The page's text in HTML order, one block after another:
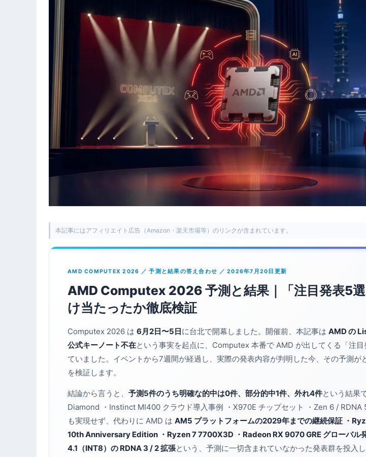
本記事にはアフィリエイト広告（Amazon・楽天市場等）のリンクが含まれています。
AMD COMPUTEX 2026 ／ 予測と結果の答え合わせ ／ 2026年7月20日更新
AMD Computex 2026 予測と結果｜「注目発表5
け当たったか徹底検証
Computex 2026 は 6月2日〜5日に台北で開幕しました。開催前、本記事は AMD の
公式キーノート不在という事実を起点に、Computex 本番で AMD が出してくる「注
ていました。イベントから7週間が経過し、実際の発表内容が判明した今、その予測が
を検証します。
結論から言うと、 予測5件のうち明確な的中は0件、部分的中1件、外れ4件という結果
Diamond ・Instinct MI400 クラウド導入事例 ・X970E チップセット ・Zen 6 / RDNA
も実現せず、代わりに AMD は AM5 プラットフォームの2029年までの継続保証 ・
10th Anniversary Edition ・Ryzen 7 7700X3D ・Radeon RX 9070 GRE グローバル
4.1（INT8）の RDNA 3 / 2 拡張という、予測に一切含まれていなかった発表群を投入し